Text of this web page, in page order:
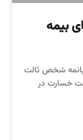
بیمه
شخص ثالت
خسارت در